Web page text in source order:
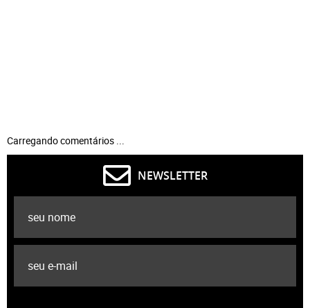
Carregando comentários ...
NEWSLETTER